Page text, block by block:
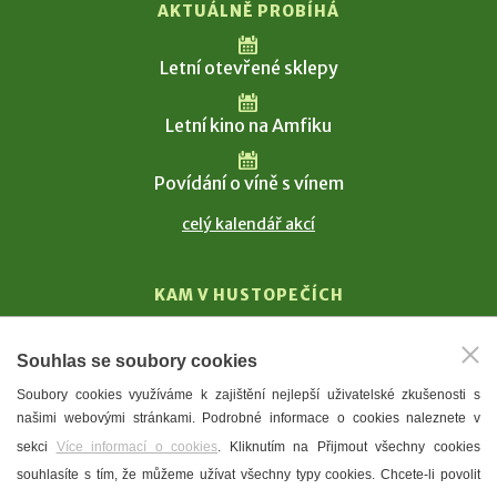
AKTUÁLNĚ PROBÍHÁ
Letní otevřené sklepy
Letní kino na Amfiku
Povídání o víně s vínem
celý kalendář akcí
KAM V HUSTOPEČÍCH
T. G. Masaryk
Mandloně
Ubytování
Restaurace
Souhlas se soubory cookies
Soubory cookies využíváme k zajištění nejlepší uživatelské zkušenosti s
našimi webovými stránkami. Podrobné informace o cookies naleznete v
sekci Více informací o cookies. Kliknutím na Přijmout všechny cookies
souhlasíte s tím, že můžeme užívat všechny typy cookies. Chcete-li povolit